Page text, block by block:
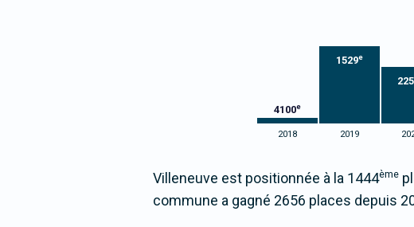
4100e
1529e
2018 2019
Villeneuve est positionnée à la 1444ème
commune a gagné 2656 places depuis